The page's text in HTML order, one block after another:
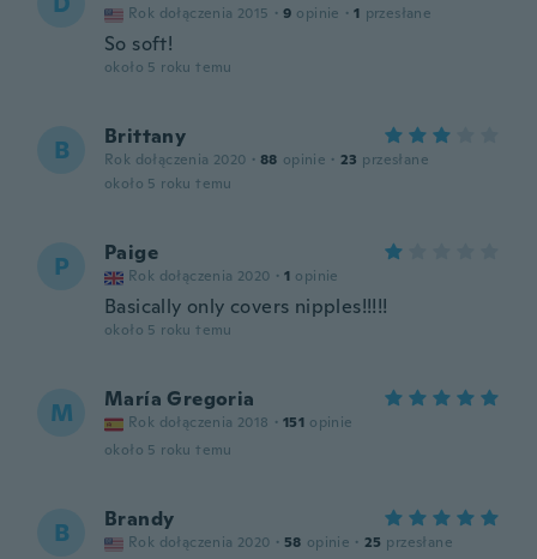
Rok dołączenia 2015 · 9 opinie · 1 przesłane
So soft!
około 5 roku temu
B Brittany
Rok dołączenia 2020 · 88 opinie · 23 przesłane
około 5 roku temu
P Paige
Rok dołączenia 2020 · 1 opinie
Basically only covers nipples!!!!!
około 5 roku temu
M María Gregoria
Rok dołączenia 2018 · 151 opinie
około 5 roku temu
B Brandy
Rok dołączenia 2020 · 58 opinie · 25 przesłane